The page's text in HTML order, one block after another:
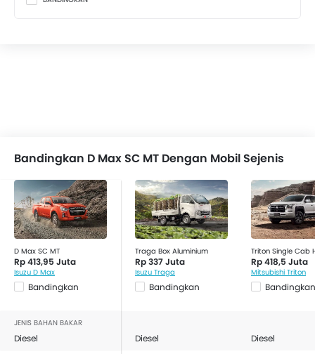
Odometer Digital
Kaca spion luar manual
Power Door Locks
Adjustable Headrest
Sun Visors
Emergency Stop Signal
Bandingkan D Max SC MT Dengan Mobil Sejenis
D Max SC MT
Rp 413,95 Juta
Isuzu D Max
Bandingkan
Traga Box Aluminium
Rp 337 Juta
Isuzu Traga
Bandingkan
Triton Single Cab
Rp 418,5 Juta
Mitsubishi Triton
Bandingkan
JENIS BAHAN BAKAR
Diesel Diesel Diesel